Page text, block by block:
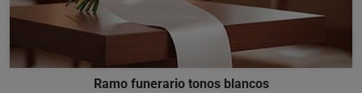
Ramo funerario tonos blancos